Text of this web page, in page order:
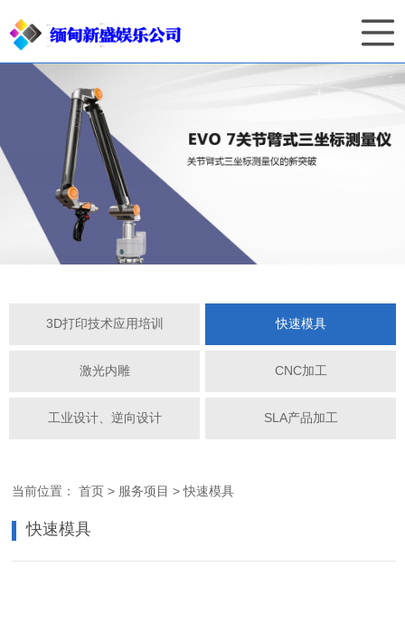
3D打印技术应用培训 快速模具
激光内雕 CNC加工
工业设计、逆向设计 SLA产品加工
当前位置： 首页 > 服务项目 >快速模具
快速模具